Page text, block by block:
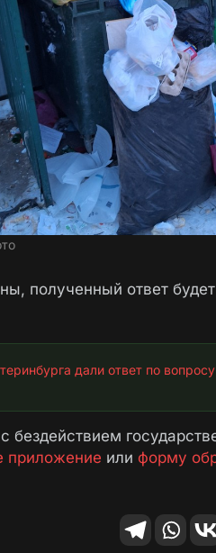
полученный ответ
дали ответ по
приложение или форму